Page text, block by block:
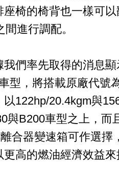
椅的椅背也一樣可
進行調配。
們率先取得的消息
型，將搭載原廠代號
122hp/20.4kgm與
與B200車型之上，而
合器變速箱可作選擇
高的燃油經濟效益